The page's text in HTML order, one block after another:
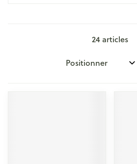
24 articles
Trier par: